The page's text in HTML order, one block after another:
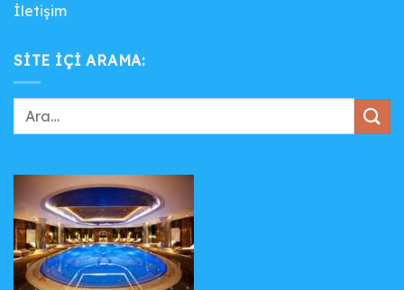
İletişim
SITE IÇI ARAMA: